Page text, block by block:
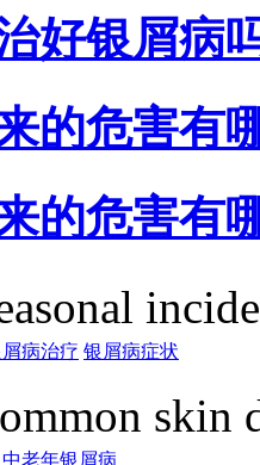
好银屑病
的危害有
的危害有
病治疗 银屑病症状
skin
中老年银屑病